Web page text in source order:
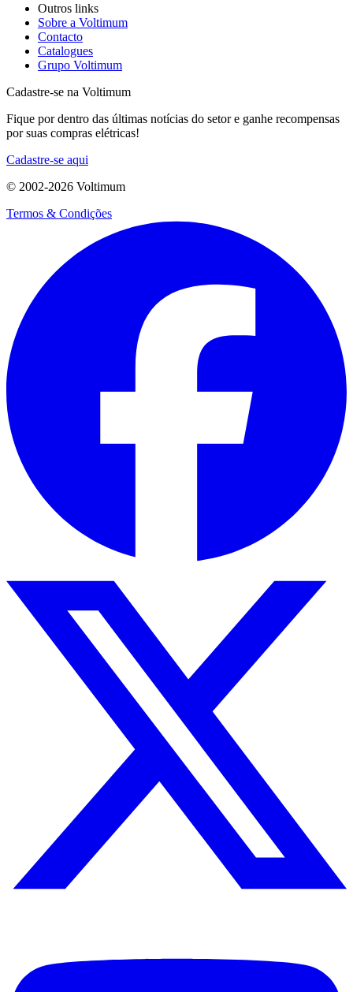
Outros links
Sobre a Voltimum
Contacto
Catalogues
Grupo Voltimum
Cadastre-se na Voltimum
Fique por dentro das últimas notícias do setor e ganhe recompensas
por suas compras elétricas!
Cadastre-se aqui
© 2002-2026 Voltimum
Termos & Condições